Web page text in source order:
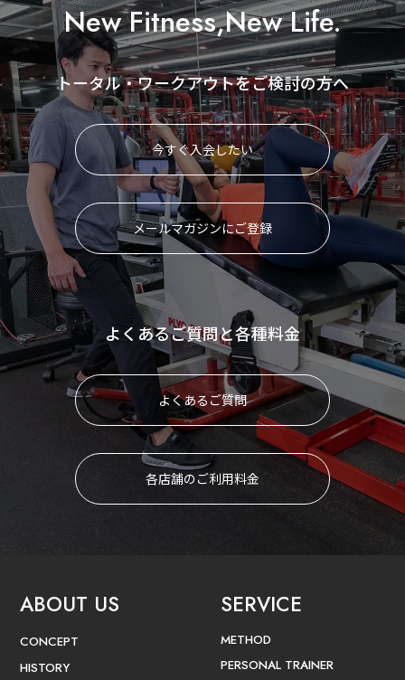
New Fitness,New Life.
トータル・ワークアウトをご検討の方へ
今すぐ入会したい
メールマガジンにご登録
よくあるご質問と各種料金
よくあるご質問
各店舗のご利用料金
ABOUT US
CONCEPT
HISTORY
SERVICE
METHOD
PERSONAL TRAINER